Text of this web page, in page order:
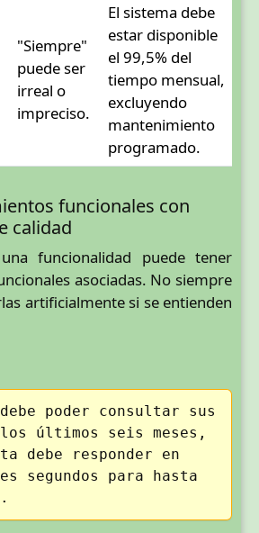
"Siempre"
puede ser
irreal o
impreciso.
El sistema debe
estar disponible
el 99,5% del
tiempo mensual,
excluyendo
mantenimiento
programado.
funcionales con
calidad
funcionalidad puede tener
asociadas. No siempre
artificialmente si se entienden
poder consultar sus
últimos seis meses,
debe responder en
segundos para hasta